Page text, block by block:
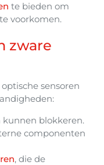
te bieden om
voorkomen.
zware
sensoren
kunnen blokkeren.
componenten
, die de